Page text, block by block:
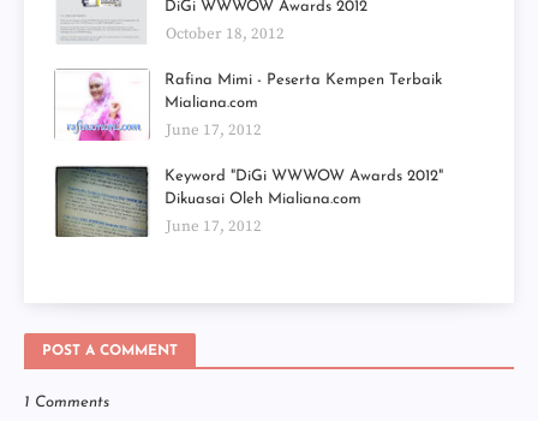
DiGi WWWOW Awards 2012
October 18, 2012
Rafina Mimi - Peserta Kempen Terbaik
Mialiana.com
June 17, 2012
Keyword "DiGi WWWOW Awards 2012"
Dikuasai Oleh Mialiana.com
June 17, 2012
POST A COMMENT
1 Comments